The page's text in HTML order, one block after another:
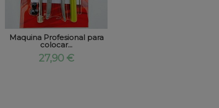
Maquina Profesional para
colocar...
27,90 €